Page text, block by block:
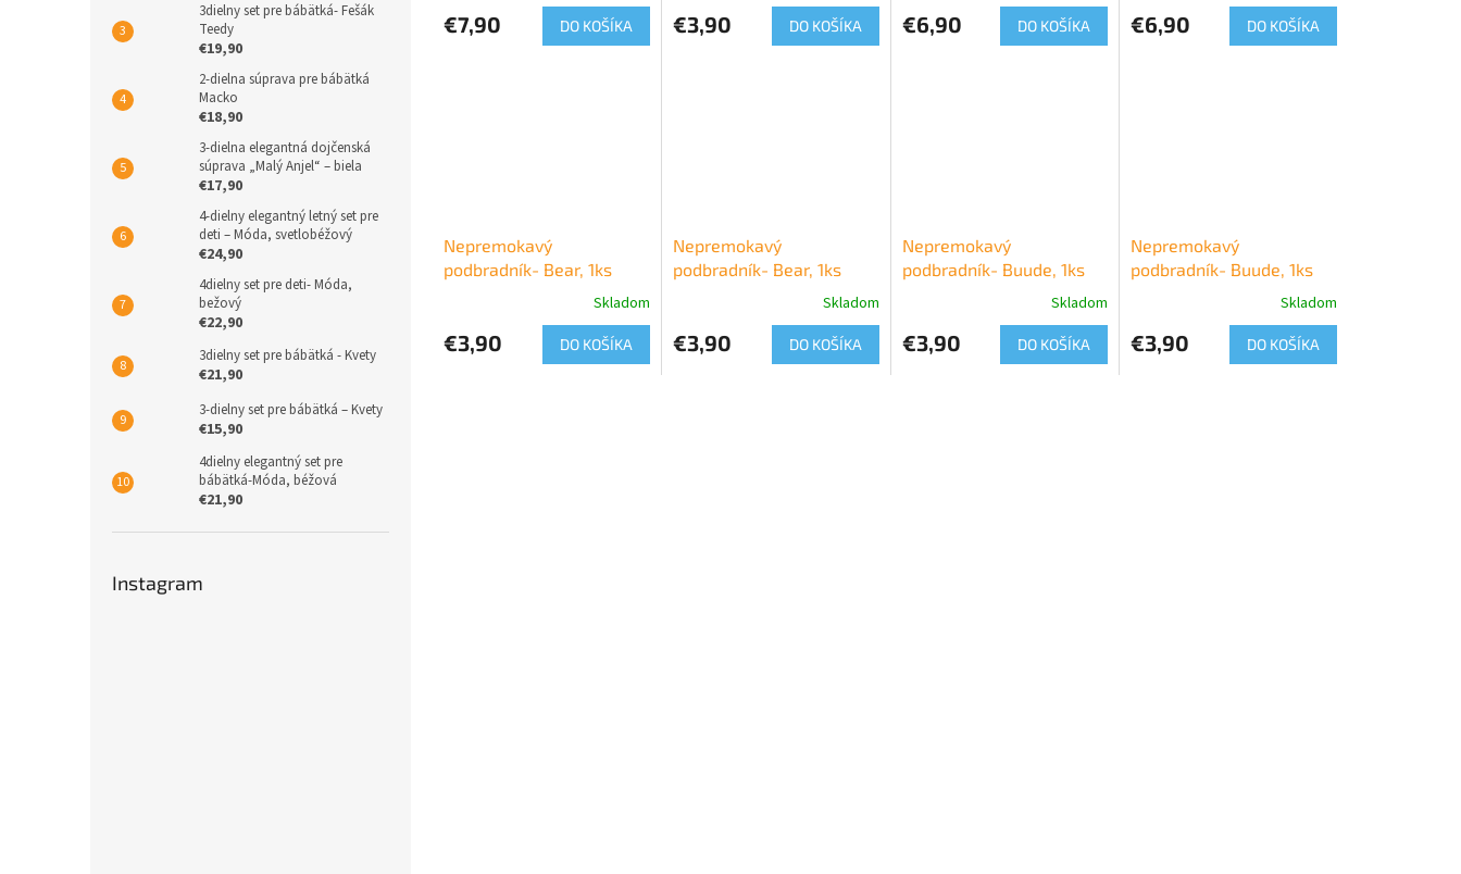
3dielny set pre bábätká- Fešák
Teedy
€19,90
2-dielna súprava pre bábätká
Macko
€18,90
3-dielna elegantná dojčenská
súprava „Malý Anjel“ – biela
€17,90
4-dielny elegantný letný set pre
deti – Móda, svetlobéžový
€24,90
4dielny set pre deti- Móda,
bežový
€22,90
3dielny set pre bábätká - Kvety
€21,90
3-dielny set pre bábätká – Kvety
€15,90
4dielny elegantný set pre
bábätká-Móda, béžová
€21,90
Instagram
€7,90 DO KOŠÍKA €3,90 DO KOŠÍKA €6,90 DO KOŠÍKA €6,90 DO KOŠÍKA
Nepremokavý
podbradník- Bear, 1ks
Skladom
€3,90 DO KOŠÍKA
Nepremokavý
podbradník- Bear, 1ks
Skladom
€3,90 DO KOŠÍKA
Nepremokavý
podbradník- Buude, 1ks
Skladom
€3,90 DO KOŠÍKA
Nepremokavý
podbradník- Buude, 1ks
Skladom
€3,90 DO KOŠÍKA